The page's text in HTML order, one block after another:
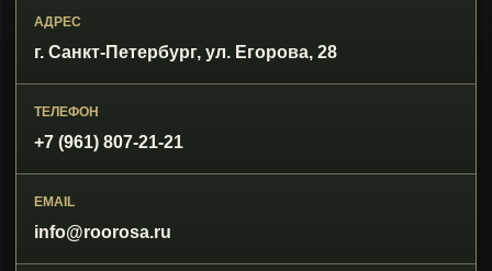
АДРЕС
г. Санкт-Петербург, ул. Егорова, 28
ТЕЛЕФОН
+7 (961) 807-21-21
EMAIL
info@roorosa.ru